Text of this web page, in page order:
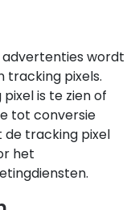
advertenties wordt
tracking pixels.
is te zien of
tot conversie
de tracking pixel
het